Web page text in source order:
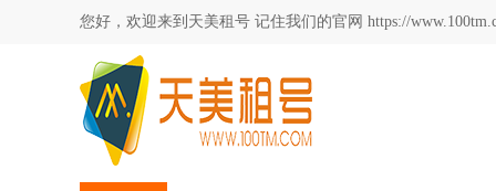
您好，欢迎来到天美租号 记住我们的官网 https://